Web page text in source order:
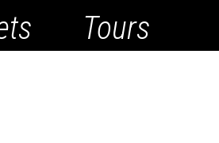
Tours